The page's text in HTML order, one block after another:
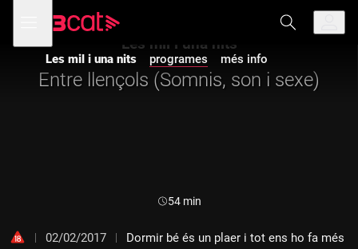
navegació
principal
menú
de
Les mil i una nits programes més info
Les mil i una nits
Entre llençols (Somnis, son i sexe)
Durada:
54 min
02/02/2017
Dormir bé és un plaer i tot ens ho fa més